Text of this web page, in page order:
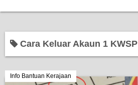
Bantuan Kerajaan
Berita Semasa
Cara Keluar Akaun 1 KWSP
Info Bantuan Kerajaan